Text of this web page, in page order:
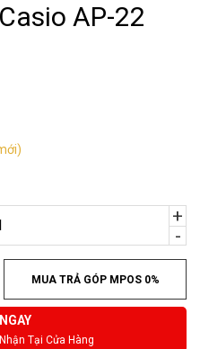
AP-22
-
+
MUA TRẢ GÓP MPOS 0%
Tại Cửa Hàng